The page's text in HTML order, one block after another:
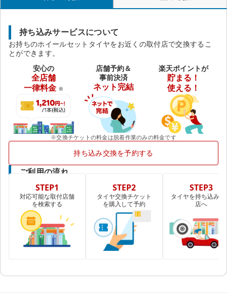
持ち込みサービスについて
お持ちのホイールセットタイヤをお近くの取付店で交換するこ
とができます。
安心の
全店舗
一律料金 ※
店舗予約＆
事前決済
ネット完結
楽天ポイントが
貯まる！
使える！
※交換チケットの料金は脱着作業のみの料金です
持ち込み交換を予約する
ご利用の流れ
STEP1
対応可能な取付店舗
を検索する
STEP2
タイヤ交換チケット
を購入して予約
STEP3
タイヤを持ち込み取
店へ